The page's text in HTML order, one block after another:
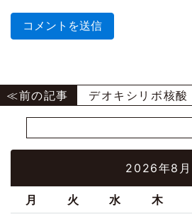
デオキシリボ核酸
2026年8月
月 火 水 木